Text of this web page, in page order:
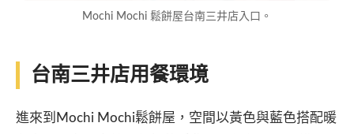
Mochi Mochi 鬆餅屋台南三井店入口。
台南三井店用餐環境
進來到Mochi Mochi鬆餅屋，空間以黃色與藍色搭配暖